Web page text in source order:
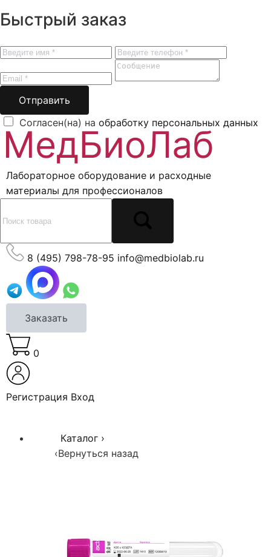
Быстрый заказ
Отправить
Согласен(на) на обработку персональных данных
Лабораторное оборудование и расходные
материалы для профессионалов
8 (495) 798-78-95 info@medbiolab.ru
Заказать
0
Регистрация Вход
Каталог ›
‹Вернуться назад